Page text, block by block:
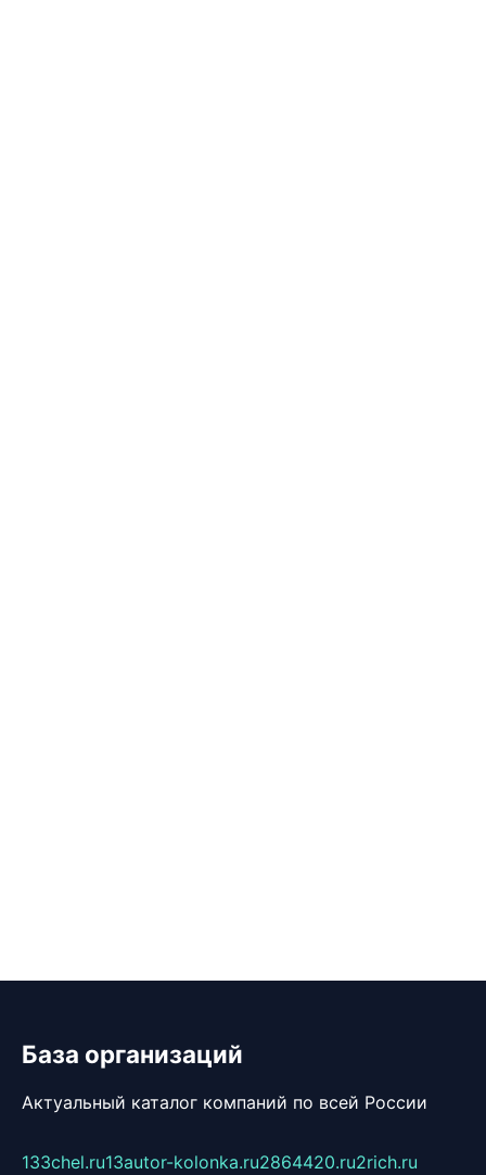
База организаций
Актуальный каталог компаний по всей России
133chel.ru13autor-kolonka.ru2864420.ru2rich.ru